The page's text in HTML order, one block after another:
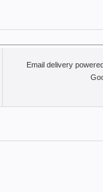
Email delivery